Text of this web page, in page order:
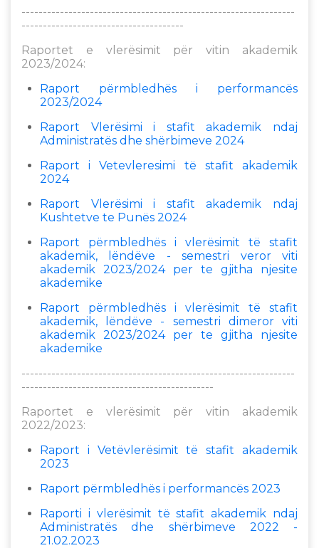
----------------------------------------------------------------
--------------------------------------
Raportet e vlerësimit për vitin akademik
2023/2024:​​​
Raport përmbledhës i performancës
2023/2024
Raport Vlerësimi i stafit akademik ndaj
Administratës dhe shërbimeve 2024
Raport i Vetevleresimi të stafit akademik
2024
Raport Vlerësimi i stafit akademik ndaj
Kushtetve te Punës 2024
Raport përmbledhës i vlerësimit të stafit
akademik, lëndëve - semestri veror viti
akademik 2023/2024 per te gjitha njesite
akademike
Raport përmbledhës i vlerësimit të stafit
akademik, lëndëve - semestri dimeror viti
akademik 2023/2024 per te gjitha njesite
akademike
----------------------------------------------------------------
---------------------------------------------
Raportet e vlerësimit për vitin akademik
2022/2023:
Raport i Vetëvlerësimit të stafit akademik
2023
Raport përmbledhës i performancës 2023
Raporti i vlerësimit të stafit akademik ndaj
Administratës dhe shërbimeve 2022 -
21.02.2023